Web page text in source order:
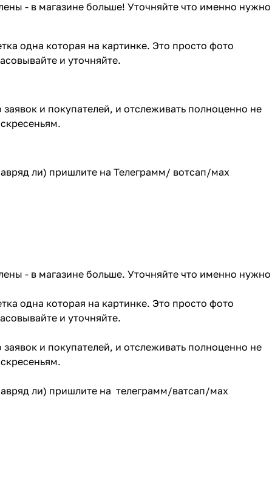
- в магазине больше! Уточняйте что именно нужно
одна которая на картинке. Это просто фото
и уточняйте.
и покупателей, и отслеживать полноценно не
ли) пришлите на Телеграмм/ вотсап/мах
- в магазине больше. Уточняйте что именно нужно
одна которая на картинке. Это просто фото
и уточняйте.
и покупателей, и отслеживать полноценно не
ли) пришлите на телеграмм/ватсап/мах